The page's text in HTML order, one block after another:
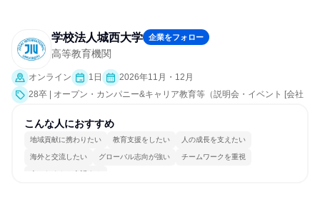
学校法人城西大学 企業をフォロー
高等教育機関
オンライン 1日
2026年11月・12月
28卒 | オープン・カンパニー&キャリア教育等（説明会・イベント [会社
こんな人におすすめ
地域貢献に携わりたい 教育支援をしたい 人の成長を支えたい
海外と交流したい グローバル志向が強い チームワークを重視
人とたくさん会話する